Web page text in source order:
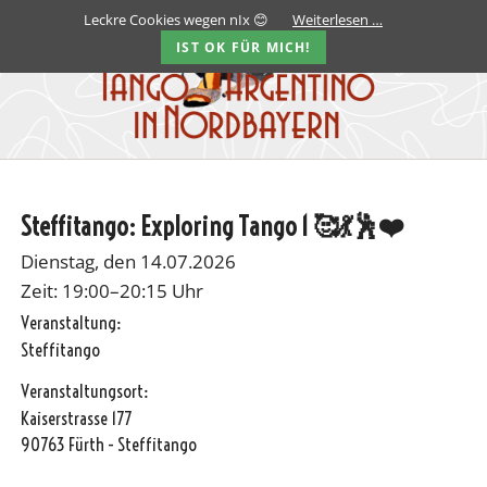
Steffitango: Exploring Tango 1 🥰💃🕺❤️
Dienstag, den 14.07.2026
Zeit: 19:00–20:15 Uhr
Veranstaltung:
Steffitango
Veranstaltungsort:
Kaiserstrasse 177
90763 Fürth - Steffitango
Leckre Cookies wegen nIx 😊 Weiterlesen …
IST OK FÜR MICH!